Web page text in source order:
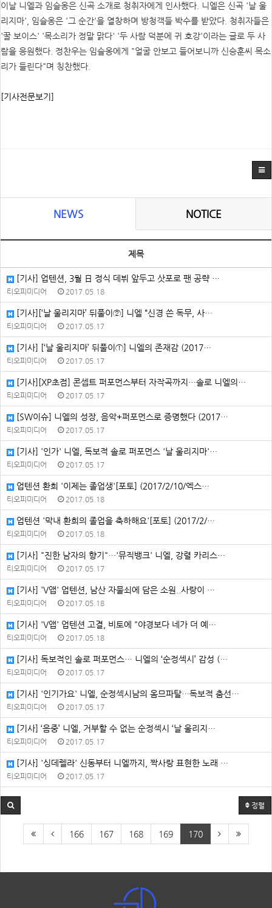
이날 니엘과 임슬옹은 신곡 소개로 청취자에게 인사했다. 니엘은 신곡 '날 울
리지마', 임슬옹은 '그 순간'을 열창하며 방청객들 박수를 받았다. 청취자들은
'꿀 보이스' '목소리가 정말 맑다' '두 사람 덕분에 귀 호강'이라는 글로 두 사
람을 응원했다. 정찬우는 임슬옹에게 "얼굴 안보고 들어보니까 신승훈씨 목소
리가 들린다"며 칭찬했다.
[기사전문보기]
NEWS NOTICE
제목
[기사] 업텐션, 3월 日 정식 데뷔 앞두고 삿포로 팬 공략 …
티오피미디어 2017.05.18
[기사][‘날 울리지마’ 뒤풀이②] 니엘 “신경 쓴 독무, 사…
티오피미디어 2017.05.17
[기사] [‘날 울리지마’ 뒤풀이①] 니엘의 존재감 (2017…
티오피미디어 2017.05.17
[기사][XP초점] 콘셉트 퍼포먼스부터 자작곡까지…솔로 니엘의…
티오피미디어 2017.05.17
[SW이슈] 니엘의 성장, 음악+퍼포먼스로 증명했다 (2017…
티오피미디어 2017.05.17
[기사] '인가' 니엘, 독보적 솔로 퍼포먼스 '날 울리지마'…
티오피미디어 2017.05.17
업텐션 환희 '이제는 졸업생'[포토] (2017/2/10/엑스…
티오피미디어 2017.05.18
업텐션 '막내 환희의 졸업을 축하해요'[포토] (2017/2/…
티오피미디어 2017.05.18
[기사] "진한 남자의 향기"…'뮤직뱅크' 니엘, 강렬 카리스…
티오피미디어 2017.05.17
[기사] 'V앱' 업텐션, 남산 자물쇠에 담은 소원..사랑이 …
티오피미디어 2017.05.18
[기사] 'V앱' 업텐션 고결, 비토에 "야경보다 네가 더 예…
티오피미디어 2017.05.18
[기사] 독보적인 솔로 퍼포먼스… 니엘의 ‘순정섹시’ 감성 (…
티오피미디어 2017.05.17
[기사] '인기가요' 니엘, 순정섹시남의 옴므파탈…독보적 춤선…
티오피미디어 2017.05.17
[기사] ‘음중’ 니엘, 거부할 수 없는 순정섹시 ‘날 울리지…
티오피미디어 2017.05.17
[기사] '싱데렐라' 신동부터 니엘까지, 짝사랑 표현한 노래 …
티오피미디어 2017.05.17
정렬
166 167 168 169 170